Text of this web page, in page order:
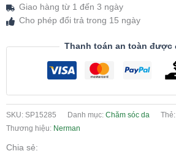
Giao hàng từ 1 đến 3 ngày
Cho phép đổi trả trong 15 ngày
Thanh toán an toàn được
SKU: SP15285 Danh mục: Chăm sóc da Thẻ:
Thương hiệu: Nerman
Chia sẻ: